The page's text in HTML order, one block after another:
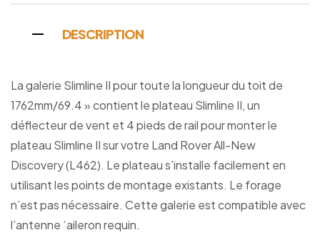
DESCRIPTION
La galerie Slimline II pour toute la longueur du toit de
1762mm/69.4 » contient le plateau Slimline II, un
déflecteur de vent et 4 pieds de rail pour monter le
plateau Slimline II sur votre Land Rover All-New
Discovery (L462). Le plateau s’installe facilement en
utilisant les points de montage existants. Le forage
n’est pas nécessaire. Cette galerie est compatible avec
l’antenne ‘aileron requin.